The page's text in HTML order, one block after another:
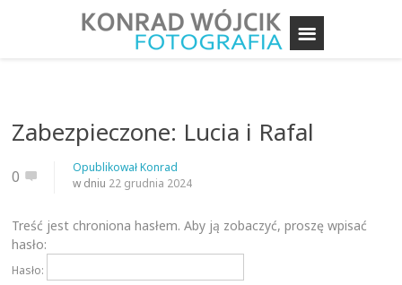
Zabezpieczone: Lucia i Rafal
0 OpublikowałKonrad
w dniu 22 grudnia 2024
Treść jest chroniona hasłem. Aby ją zobaczyć, proszę wpisać
hasło:
Hasło: